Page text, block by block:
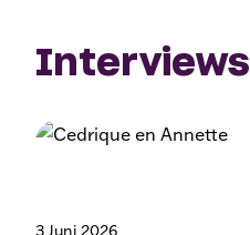
Interviews
3 Juni 2026